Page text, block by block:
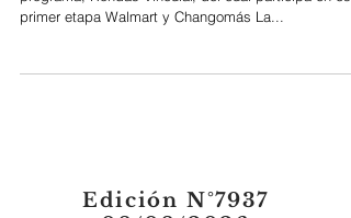
A instancias del INAES, se supo en marcha un